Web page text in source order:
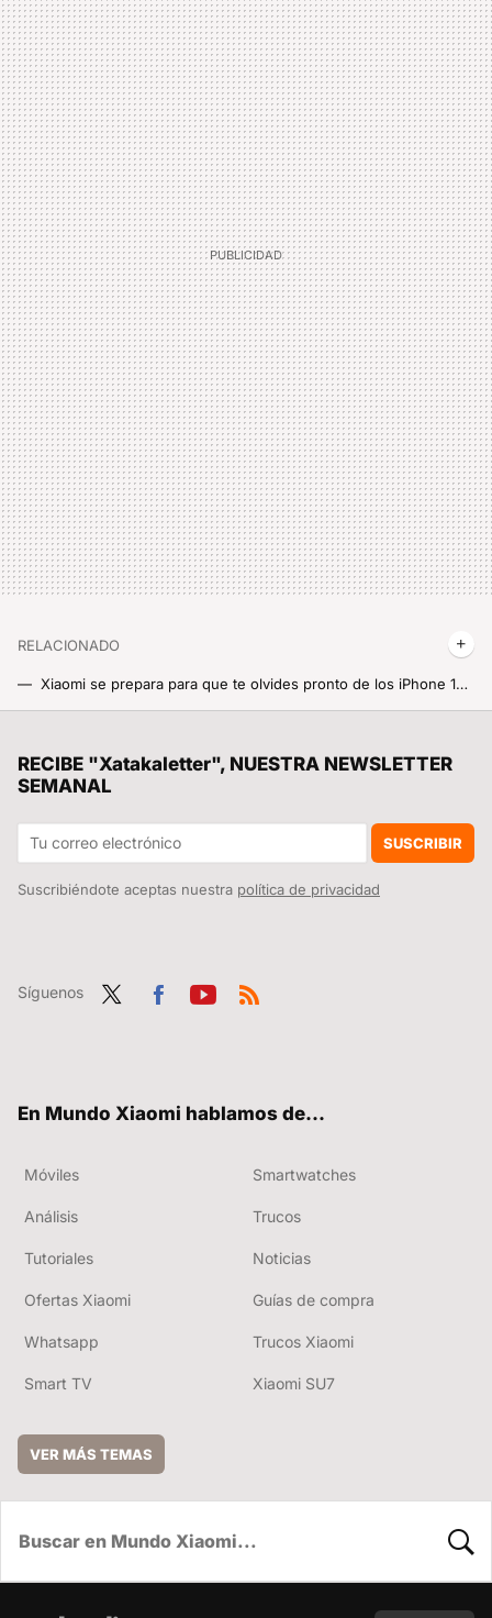
RELACIONADO
Xiaomi se prepara para que te olvides pronto de los iPhone 16. Xiaomi Pad 7, Pad 7 Pro, Xiaomi 15 y 15 Pro para ¿octubre?
Xiaomi quiere que el POCO Launcher sea un auténtico cohete. Ha vuelto a actualizarlo con un montón de mejoras y te enseñamos cómo lo puedes instalar
RECIBE "Xatakaletter", NUESTRA NEWSLETTER
SEMANAL
SUSCRIBIR
Suscribiéndote aceptas nuestra política de privacidad
Síguenos
En Mundo Xiaomi hablamos de...
Móviles Smartwatches
Análisis Trucos
Tutoriales Noticias
Ofertas Xiaomi Guías de compra
Whatsapp Trucos Xiaomi
Smart TV Xiaomi SU7
VER MÁS TEMAS